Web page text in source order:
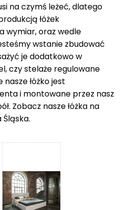
na czymś leżeć, dlatego
łóżek
wymiar, oraz wedle
wstanie zbudować
je dodatkowo w
czy stelaże regulowane
łóżko jest
i montowane przez nasz
Zobacz naszełóżka na
Śląska.